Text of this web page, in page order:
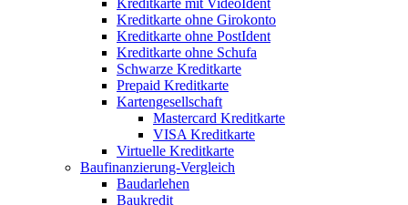
Kreditkarte mit VideoIdent
Kreditkarte ohne Girokonto
Kreditkarte ohne PostIdent
Kreditkarte ohne Schufa
Schwarze Kreditkarte
Prepaid Kreditkarte
Kartengesellschaft
Mastercard Kreditkarte
VISA Kreditkarte
Virtuelle Kreditkarte
Baufinanzierung-Vergleich
Baudarlehen
Baukredit